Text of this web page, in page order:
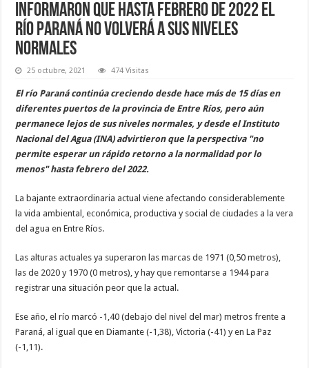
Informaron que hasta febrero de 2022 el
río Paraná no volverá a sus niveles
normales
25 octubre, 2021 474 Visitas
El río Paraná continúa creciendo desde hace más de 15 días en
diferentes puertos de la provincia de Entre Ríos, pero aún
permanece lejos de sus niveles normales, y desde el Instituto
Nacional del Agua (INA) advirtieron que la perspectiva "no
permite esperar un rápido retorno a la normalidad por lo
menos" hasta febrero del 2022.
La bajante extraordinaria actual viene afectando considerablemente
la vida ambiental, económica, productiva y social de ciudades a la vera
del agua en Entre Ríos.
Las alturas actuales ya superaron las marcas de 1971 (0,50 metros),
las de 2020 y 1970 (0 metros), y hay que remontarse a 1944 para
registrar una situación peor que la actual.
Ese año, el río marcó -1,40 (debajo del nivel del mar) metros frente a
Paraná, al igual que en Diamante (-1,38), Victoria (-41) y en La Paz
(-1,11).